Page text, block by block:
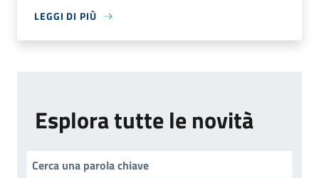
LEGGI DI PIÙ
Esplora tutte le novità